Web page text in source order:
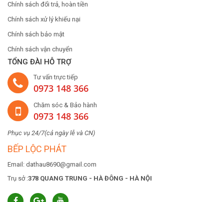
Chính sách đổi trả, hoàn tiền
Chính sách xử lý khiếu nại
Chính sách bảo mật
Chính sách vận chuyển
TỔNG ĐÀI HỖ TRỢ
Tư vấn trực tiếp
0973 148 366
Chăm sóc & Bảo hành
0973 148 366
Phục vụ 24/7(cả ngày lễ và CN)
BẾP LỘC PHÁT
Email: dathau8690@gmail.com
Trụ sở :378 QUANG TRUNG - HÀ ĐÔNG - HÀ NỘI